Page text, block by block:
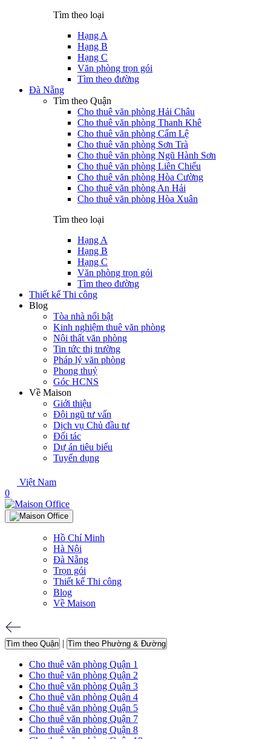
Tìm theo loại
Hạng A
Hạng B
Hạng C
Văn phòng trọn gói
Tìm theo đường
Đà Nẵng
Tìm theo Quận
Cho thuê văn phòng Hải Châu
Cho thuê văn phòng Thanh Khê
Cho thuê văn phòng Cẩm Lệ
Cho thuê văn phòng Sơn Trà
Cho thuê văn phòng Ngũ Hành Sơn
Cho thuê văn phòng Liên Chiểu
Cho thuê văn phòng Hòa Cường
Cho thuê văn phòng An Hải
Cho thuê văn phòng Hòa Xuân
Tìm theo loại
Hạng A
Hạng B
Hạng C
Văn phòng trọn gói
Tìm theo đường
Thiết kế Thi công
Blog
Tòa nhà nổi bật
Kinh nghiệm thuê văn phòng
Nội thất văn phòng
Tin tức thị trường
Pháp lý văn phòng
Phong thuỷ
Góc HCNS
Về Maison
Giới thiệu
Đội ngũ tư vấn
Dịch vụ Chủ đầu tư
Đối tác
Dự án tiêu biểu
Tuyển dụng
Việt Nam
0
Hồ Chí Minh
Hà Nội
Đà Nẵng
Trọn gói
Thiết kế Thi công
Blog
Về Maison
Tìm theo Quận | Tìm theo Phường & Đường
Cho thuê văn phòng Quận 1
Cho thuê văn phòng Quận 2
Cho thuê văn phòng Quận 3
Cho thuê văn phòng Quận 4
Cho thuê văn phòng Quận 5
Cho thuê văn phòng Quận 7
Cho thuê văn phòng Quận 8